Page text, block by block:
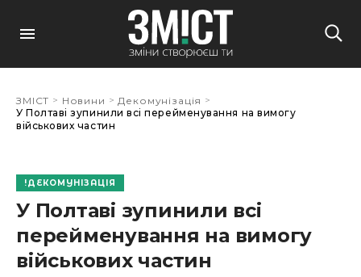
ЗМІСТ > Новини > Декомунізація >
У Полтаві зупинили всі перейменування на вимогу
військових частин
ДЕКОМУНІЗАЦІЯ
У Полтаві зупинили всі
перейменування на вимогу
військових частин